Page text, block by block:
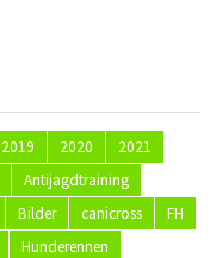
2019 2020
2021
Antijagdtraining
Bilder canicross
FH
Hunderennen